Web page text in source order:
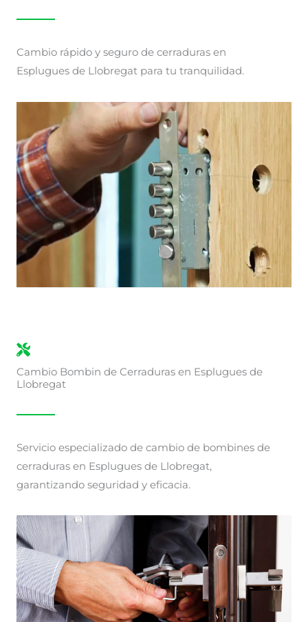
Cambio rápido y seguro de cerraduras en
Esplugues de Llobregat para tu tranquilidad.
Cambio Bombin de Cerraduras en Esplugues de
Llobregat
Servicio especializado de cambio de bombines de
cerraduras en Esplugues de Llobregat,
garantizando seguridad y eficacia.